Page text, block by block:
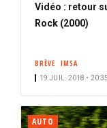
Vidéo : retour
Rock (2000)
BRÈVE IMSA
19 JUIL. 2018 • 20:35
AUTO